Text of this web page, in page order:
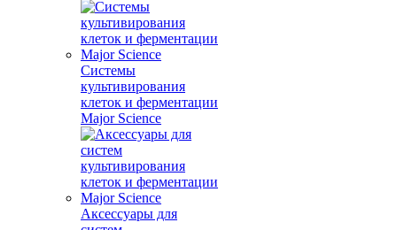
Системы
культивирования
клеток и ферментации
Major Science
Аксессуары для